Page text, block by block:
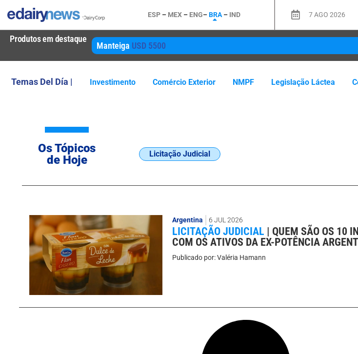
ESP – MEX – ENG–BRA – IND 7 AGO 2026
Produtos em destaque
Manteiga USD 5500
Temas Del Día | Investimento Comércio Exterior NMPF Legislação Láctea
Os Tópicos
de Hoje
Licitação Judicial
Argentina 6 JUL 2026
LICITAÇÃO JUDICIAL | QUEM SÃO OS 10
COM OS ATIVOS DA EX-POTÊNCIA
Publicado por:Valéria Hamann